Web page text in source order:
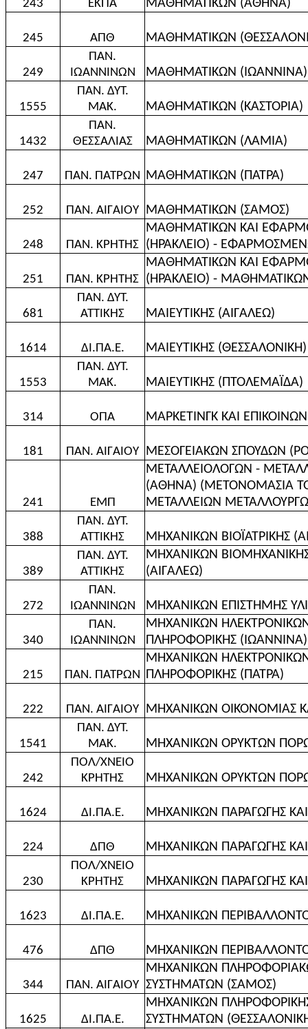
243 ΕΚΠΑ ΜΑΘΗΜΑΤΙΚΩΝ (ΑΘΗΝΑ)
245 ΑΠΘ ΜΑΘΗΜΑΤΙΚΩΝ
249
ΠΑΝ.
ΙΩΑΝΝΙΝΩΝ
ΜΑΘΗΜΑΤΙΚΩΝ (ΙΩΑΝΝΙΝΑ)
1555
ΠΑΝ. ΔΥΤ.
ΜΑΚ.
ΜΑΘΗΜΑΤΙΚΩΝ (ΚΑΣΤΟΡΙΑ)
1432
ΠΑΝ.
ΘΕΣΣΑΛΙΑΣ
ΜΑΘΗΜΑΤΙΚΩΝ (ΛΑΜΙΑ)
247 ΠΑΝ. ΠΑΤΡΩΝ ΜΑΘΗΜΑΤΙΚΩΝ (ΠΑΤΡΑ)
252 ΠΑΝ. ΑΙΓΑΙΟΥ ΜΑΘΗΜΑΤΙΚΩΝ (ΣΑΜΟΣ)
248 ΠΑΝ. ΚΡΗΤΗΣ
ΜΑΘΗΜΑΤΙΚΩΝ KAI
(ΗΡΑΚΛΕΙΟ) -
251 ΠΑΝ. ΚΡΗΤΗΣ
ΜΑΘΗΜΑΤΙΚΩΝ KAI
(ΗΡΑΚΛΕΙΟ) -
681
ΠΑΝ. ΔΥΤ.
ΑΤΤΙΚΗΣ
ΜΑΙΕΥΤΙΚΗΣ (ΑΙΓΑΛΕΩ)
1614 ΔΙ.ΠΑ.Ε. ΜΑΙΕΥΤΙΚΗΣ (ΘΕΣΣΑΛΟΝΙΚΗ)
1553
ΠΑΝ. ΔΥΤ.
ΜΑΚ.
ΜΑΙΕΥΤΙΚΗΣ (ΠΤΟΛΕΜΑΪΔΑ)
314 ΟΠΑ ΜΑΡΚΕΤΙΝΓΚ ΚΑΙ
181 ΠΑΝ. ΑΙΓΑΙΟΥ ΜΕΣΟΓΕΙΑΚΩΝ ΣΠΟΥΔΩΝ
241 ΕΜΠ
ΜΕΤΑΛΛΕΙΟΛΟΓΩΝ -
(ΑΘΗΝΑ) (ΜΕΤΟΝΟΜΑΣΙΑ
ΜΕΤΑΛΛΕΙΩΝ
388
ΠΑΝ. ΔΥΤ.
ΑΤΤΙΚΗΣ
ΜΗΧΑΝΙΚΩΝ ΒΙΟΪΑΤΡΙΚΗΣ
389
ΠΑΝ. ΔΥΤ.
ΑΤΤΙΚΗΣ
ΜΗΧΑΝΙΚΩΝ ΒΙΟΜΗΧΑΝΙΚΗΣ
(ΑΙΓΑΛΕΩ)
272
ΠΑΝ.
ΙΩΑΝΝΙΝΩΝ
ΜΗΧΑΝΙΚΩΝ ΕΠΙΣΤΗΜΗΣ
340
ΠΑΝ.
ΙΩΑΝΝΙΝΩΝ
ΜΗΧΑΝΙΚΩΝ
ΠΛΗΡΟΦΟΡΙΚΗΣ (ΙΩΑΝΝΙΝΑ)
215 ΠΑΝ. ΠΑΤΡΩΝ
ΜΗΧΑΝΙΚΩΝ
ΠΛΗΡΟΦΟΡΙΚΗΣ (ΠΑΤΡΑ)
222 ΠΑΝ. ΑΙΓΑΙΟΥ ΜΗΧΑΝΙΚΩΝ ΟΙΚΟΝΟΜΙΑΣ
1541
ΠΑΝ. ΔΥΤ.
ΜΑΚ.
ΜΗΧΑΝΙΚΩΝ ΟΡΥΚΤΩΝ
242
ΠΟΛ/ΧΝΕΙΟ
ΚΡΗΤΗΣ
ΜΗΧΑΝΙΚΩΝ ΟΡΥΚΤΩΝ
1624 ΔΙ.ΠΑ.Ε. ΜΗΧΑΝΙΚΩΝ ΠΑΡΑΓΩΓΗΣ
224 ΔΠΘ ΜΗΧΑΝΙΚΩΝ ΠΑΡΑΓΩΓΗΣ
230
ΠΟΛ/ΧΝΕΙΟ
ΚΡΗΤΗΣ
ΜΗΧΑΝΙΚΩΝ ΠΑΡΑΓΩΓΗΣ
1623 ΔΙ.ΠΑ.Ε. ΜΗΧΑΝΙΚΩΝ
476 ΔΠΘ ΜΗΧΑΝΙΚΩΝ
344 ΠΑΝ. ΑΙΓΑΙΟΥ
ΜΗΧΑΝΙΚΩΝ
ΣΥΣΤΗΜΑΤΩΝ (ΣΑΜΟΣ)
1625 ΔΙ.ΠΑ.Ε.
ΜΗΧΑΝΙΚΩΝ
ΣΥΣΤΗΜΑΤΩΝ